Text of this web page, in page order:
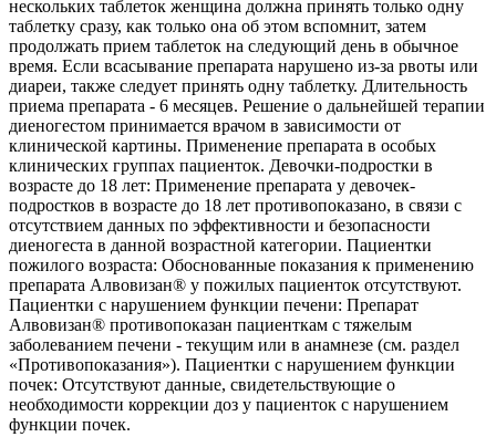
нескольких таблеток женщина должна принять только одну
таблетку сразу, как только она об этом вспомнит, затем
продолжать прием таблеток на следующий день в обычное
время. Если всасывание препарата нарушено из-за рвоты или
диареи, также следует принять одну таблетку. Длительность
приема препарата - 6 месяцев. Решение о дальнейшей терапии
диеногестом принимается врачом в зависимости от
клинической картины. Применение препарата в особых
клинических группах пациенток. Девочки-подростки в
возрасте до 18 лет: Применение препарата у девочек-
подростков в возрасте до 18 лет противопоказано, в связи с
отсутствием данных по эффективности и безопасности
диеногеста в данной возрастной категории. Пациентки
пожилого возраста: Обоснованные показания к применению
препарата Алвовизан® у пожилых пациенток отсутствуют.
Пациентки с нарушением функции печени: Препарат
Алвовизан® противопоказан пациенткам с тяжелым
заболеванием печени - текущим или в анамнезе (см. раздел
«Противопоказания»). Пациентки с нарушением функции
почек: Отсутствуют данные, свидетельствующие о
необходимости коррекции доз у пациенток с нарушением
функции почек.